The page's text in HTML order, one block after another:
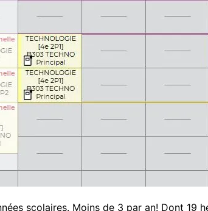
scolaires. Moins de 3 par an! Dont 19